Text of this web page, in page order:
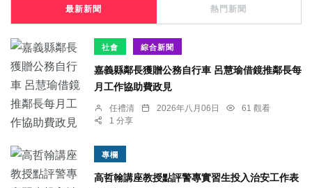
最新新聞 熱門新聞
社會 綜合新聞
嘉義縣鄰長獲贈公務自行車 呂慧瑜借鏡推鄰長每
月工作協助費政見
任禮清 2026年八月06日
61 觀看
1 分享
專欄
高哲翰講座教授點評警專實習生投入治安工作表